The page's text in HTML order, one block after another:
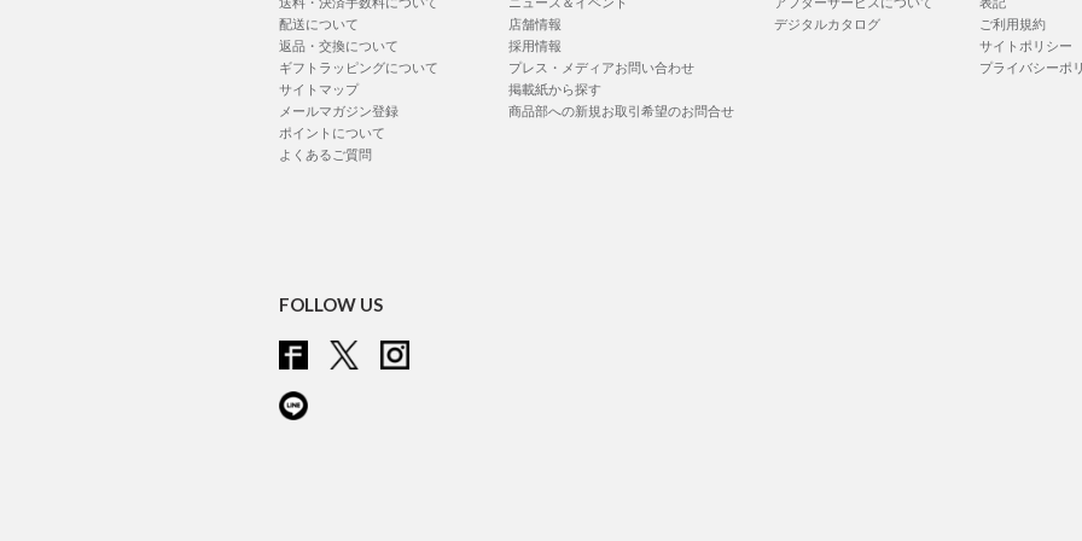
配送について
返品・交換について
ギフトラッピングについて
サイトマップ
メールマガジン登録
ポイントについて
よくあるご質問
店舗情報
採用情報
プレス・メディアお問い合わせ
掲載紙から探す
商品部への新規お取引希望のお問合せ
デジタルカタログ
ご利用規約
サイトポリシー
プライバシーポ
FOLLOW US